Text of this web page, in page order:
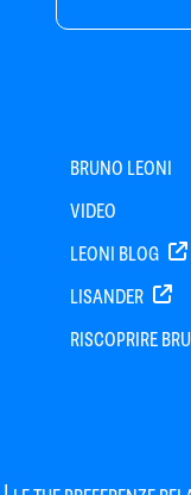
BRUNO LEONI
VIDEO
LEONI BLOG
LISANDER
RISCOPRIRE